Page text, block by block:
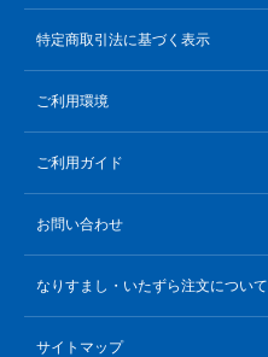
特定商取引法に基づく表示
ご利用環境
ご利用ガイド
お問い合わせ
なりすまし・いたずら注文について
サイトマップ